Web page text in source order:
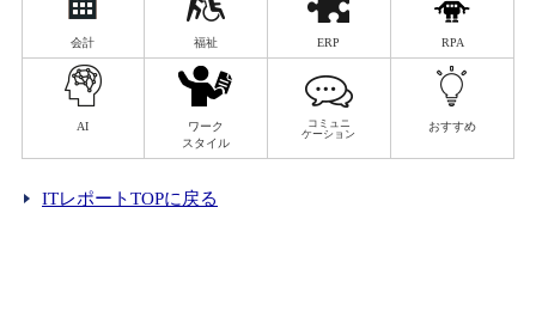
会計 福祉 ERP RPA
AI
ワーク
スタイル
コミュニ
ケーション
おすすめ
ITレポートTOPに戻る